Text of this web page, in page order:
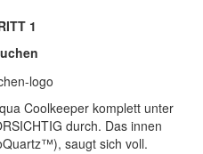
1
Coolkeeper komplett unter
durch. Das innen
saugt sich voll.